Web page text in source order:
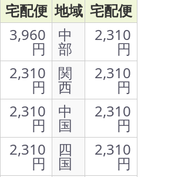
宅配便 地域 宅配便
3,960
円
中
部
2,310
円
2,310
円
関
西
2,310
円
2,310
円
中
国
2,310
円
2,310
円
四
国
2,310
円